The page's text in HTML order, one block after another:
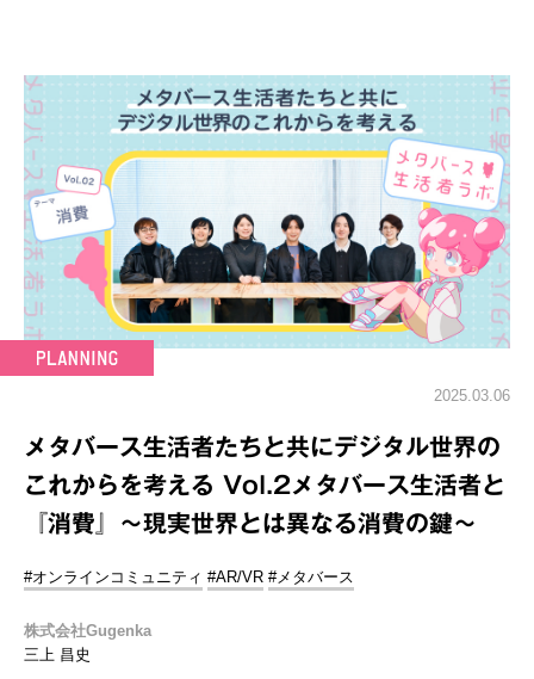
2025.03.06
メタバース生活者たちと共にデジタル世界の
これからを考える Vol.2メタバース生活者と
『消費』～現実世界とは異なる消費の鍵～
#オンラインコミュニティ #AR/VR #メタバース
株式会社Gugenka
三上 昌史